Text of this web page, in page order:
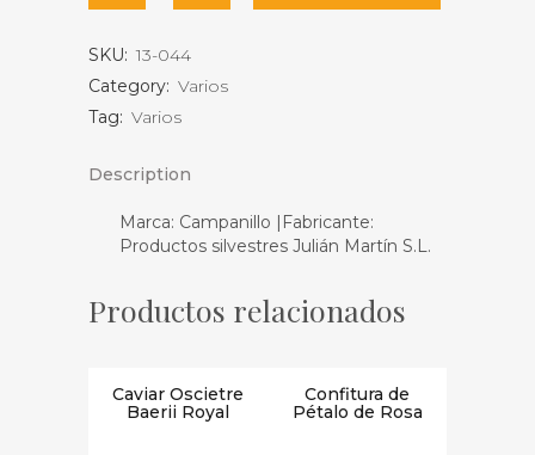
Indicum
cantidad
SKU: 13-044
Category: Varios
Tag: Varios
Description
Marca: Campanillo |Fabricante:
Productos silvestres Julián Martín S.L.
Productos relacionados
Caviar Oscietre
Baerii Royal
Confitura de
Pétalo de Rosa